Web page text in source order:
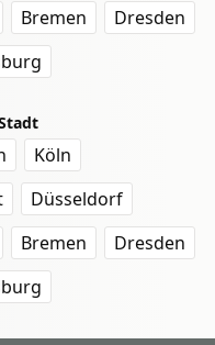
Bremen
Dresden
Köln
Düsseldorf
Bremen
Dresden